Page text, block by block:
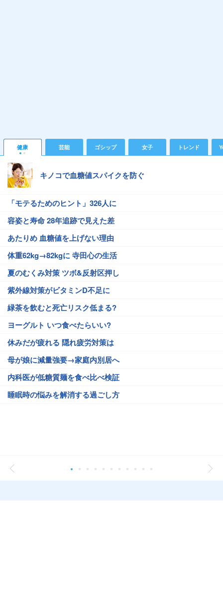
健康 芸能 ゴシップ 女子 トレンド
キノコで血糖値スパイクを防ぐ
「モテるためのヒント」326人に
容姿と寿命 28年追跡で見えた差
あたりめ 血糖値を上げない理由
体重62kg→82kgに 寺田心の生活
夏のむくみ対策 ツボ&反射区押し
紫外線対策がビタミンD不足に
緑茶を飲むと死亡リスク低まる?
ヨーグルト いつ食べたらいい?
休みだが疲れる 隠れ疲労対策は
母が娘に減量強要→家庭内別居へ
内科医が低糖質麺を食べ比べ検証
睡眠時の悩みを解消する過ごし方